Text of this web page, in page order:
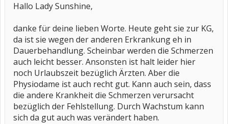
Hallo Lady Sunshine,
danke für deine lieben Worte. Heute geht sie zur KG,
da ist sie wegen der anderen Erkrankung eh in
Dauerbehandlung. Scheinbar werden die Schmerzen
auch leicht besser. Ansonsten ist halt leider hier
noch Urlaubszeit bezüglich Ärzten. Aber die
Physiodame ist auch recht gut. Kann auch sein, dass
die andere Krankheit die Schmerzen verursacht
bezüglich der Fehlstellung. Durch Wachstum kann
sich da gut auch was verändert haben.